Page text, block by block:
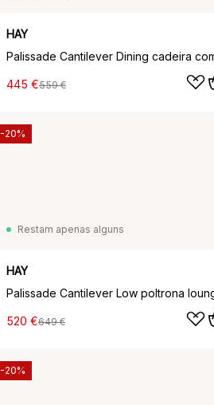
HAY
445 €559 €
Restam apenas alguns
HAY
520 €649 €
-20%
-20%